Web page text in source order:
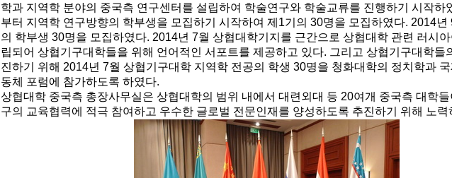
학과 지역학 분야의 중국측 연구센터를 설립하여 학술연구와 학술교류를 진행하기 시작하
부터 지역학 연구방향의 학부생을 모집하기 시작하여 제1기의 30명을 모집하였다. 2014년
의 학부생 30명을 모집하였다. 2014년 7월 상협대학기지를 근간으로 상협대학 관련 러시
립되어 상협기구대학들을 위해 언어적인 서포트를 제공하고 있다. 그리고 상협기구대학들
진하기 위해 2014년 7월 상협기구대학 지역학 전공의 학생 30명을 청화대학의 정치학과
동체 포럼에 참가하도록 하였다.
상협대학 중국측 총장사무실은 상협대학의 범위 내에서 대련외대 등 20여개 중국측 대학들
구의 교육협력에 적극 참여하고 우수한 글로벌 전문인재를 양성하도록 추진하기 위해 노력